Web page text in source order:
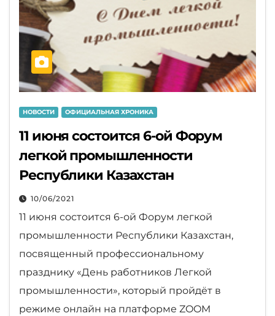
НОВОСТИ ОФИЦИАЛЬНАЯ ХРОНИКА
11 июня состоится 6-ой Форум
легкой промышленности
Республики Казахстан
10/06/2021
11 июня состоится 6-ой Форум легкой
промышленности Республики Казахстан,
посвященный профессиональному
празднику «День работников Легкой
промышленности», который пройдёт в
режиме онлайн на платформе ZOOM